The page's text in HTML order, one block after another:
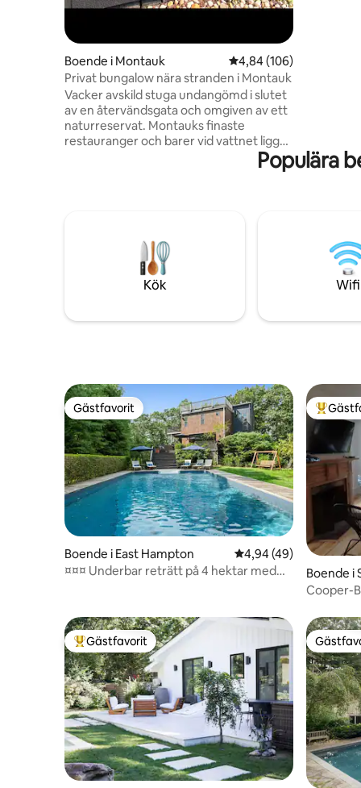
Boende i Montauk 4,84 av 5 i
4,84 (106)
Privat bungalow nära stranden i Montauk
Vacker avskild stuga undangömd i slutet
av en återvändsgata och omgiven av ett
naturreservat. Montauks finaste
restauranger och barer vid vattnet ligger
mindre än en mil bort. Huset har ett stort
vardagsrum med en öppen spis, en
vatten och ett kök med matplats. Det
finns en stor, mycket privat uteplats med
grill, matbord och vardagsrum. Den
privata stranden är fantastisk och ligger 3
är välkomna.
Populära
Kök Wifi
Gästfavorit
Gästfavorit
Boende i East Hampton 4,94 av 5 i
4,94 (49)
¤¤¤ Underbar reträtt på 4 hektar med
Boende i
Cooper-
Populär gästfavorit
Gästfavorit